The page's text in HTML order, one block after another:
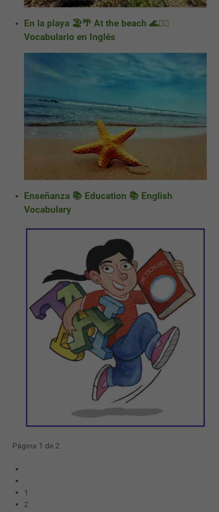
En la playa 🏖️🌴 At the beach 🌊🏄‍♂️
Vocabulario en Inglés
Enseñanza 📚 Education 📚 English
Vocabulary
Página 1 de 2
1
2